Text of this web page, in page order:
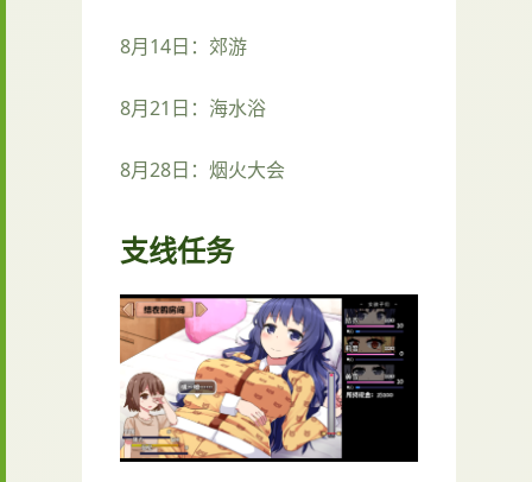
8月14日：郊游
8月21日：海水浴
8月28日：烟火大会
支线任务